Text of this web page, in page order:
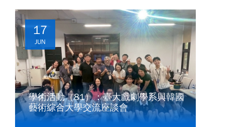
17
JUN
學術活動（81）：臺大戲劇學系與韓國
藝術綜合大學交流座談會